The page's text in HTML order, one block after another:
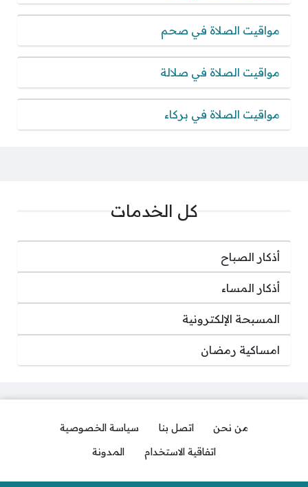
مواقيت الصلاة في صحم
مواقيت الصلاة في صلالة
مواقيت الصلاة في بركاء
كل الخدمات
أذكار الصباح
أذكار المساء
المسبحة الإلكترونية
امساكية رمضان
من نحن اتصل بنا
سياسة الخصوصية
اتفاقية الاستخدام
المدونة